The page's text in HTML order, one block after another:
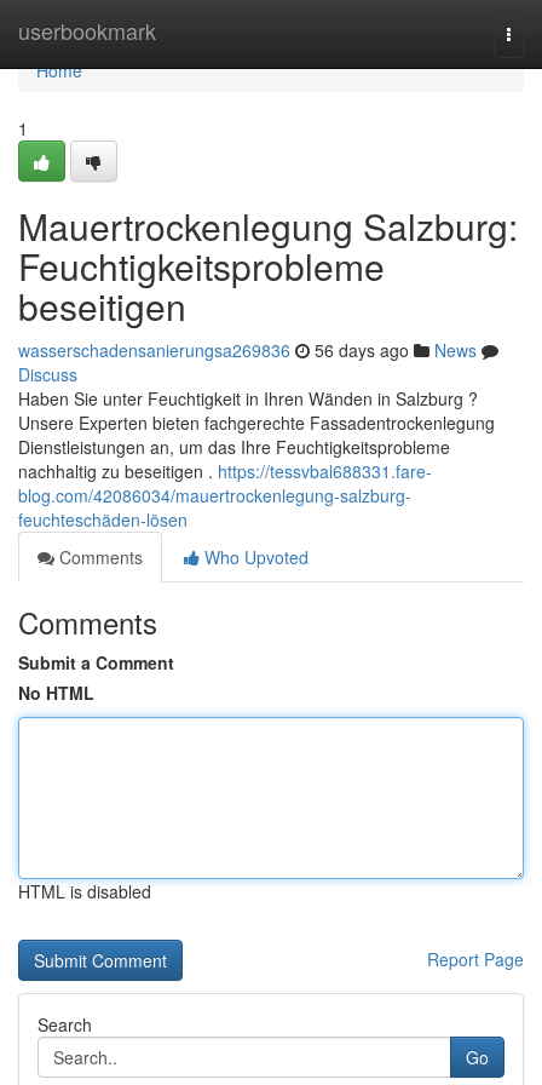
userbookmark
Home
Home
1
Mauertrockenlegung Salzburg:
Feuchtigkeitsprobleme
beseitigen
wasserschadensanierungsa269836 56 days ago
News
Discuss
Haben Sie unter Feuchtigkeit in Ihren Wänden in Salzburg ?
Unsere Experten bieten fachgerechte Fassadentrockenlegung
Dienstleistungen an, um das Ihre Feuchtigkeitsprobleme
nachhaltig zu beseitigen . https://tessvbal688331.fare-
blog.com/42086034/mauertrockenlegung-salzburg-
feuchteschäden-lösen
Comments
Who Upvoted
Comments
Submit a Comment
No HTML
HTML is disabled
Report Page
Search
Go